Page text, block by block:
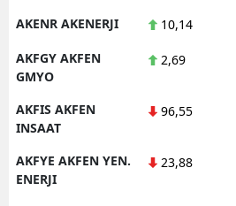
AKENR AKENERJI 10,14
AKFGY AKFEN
GMYO
2,69
AKFIS AKFEN
INSAAT
96,55
AKFYE AKFEN YEN.
ENERJI
23,88